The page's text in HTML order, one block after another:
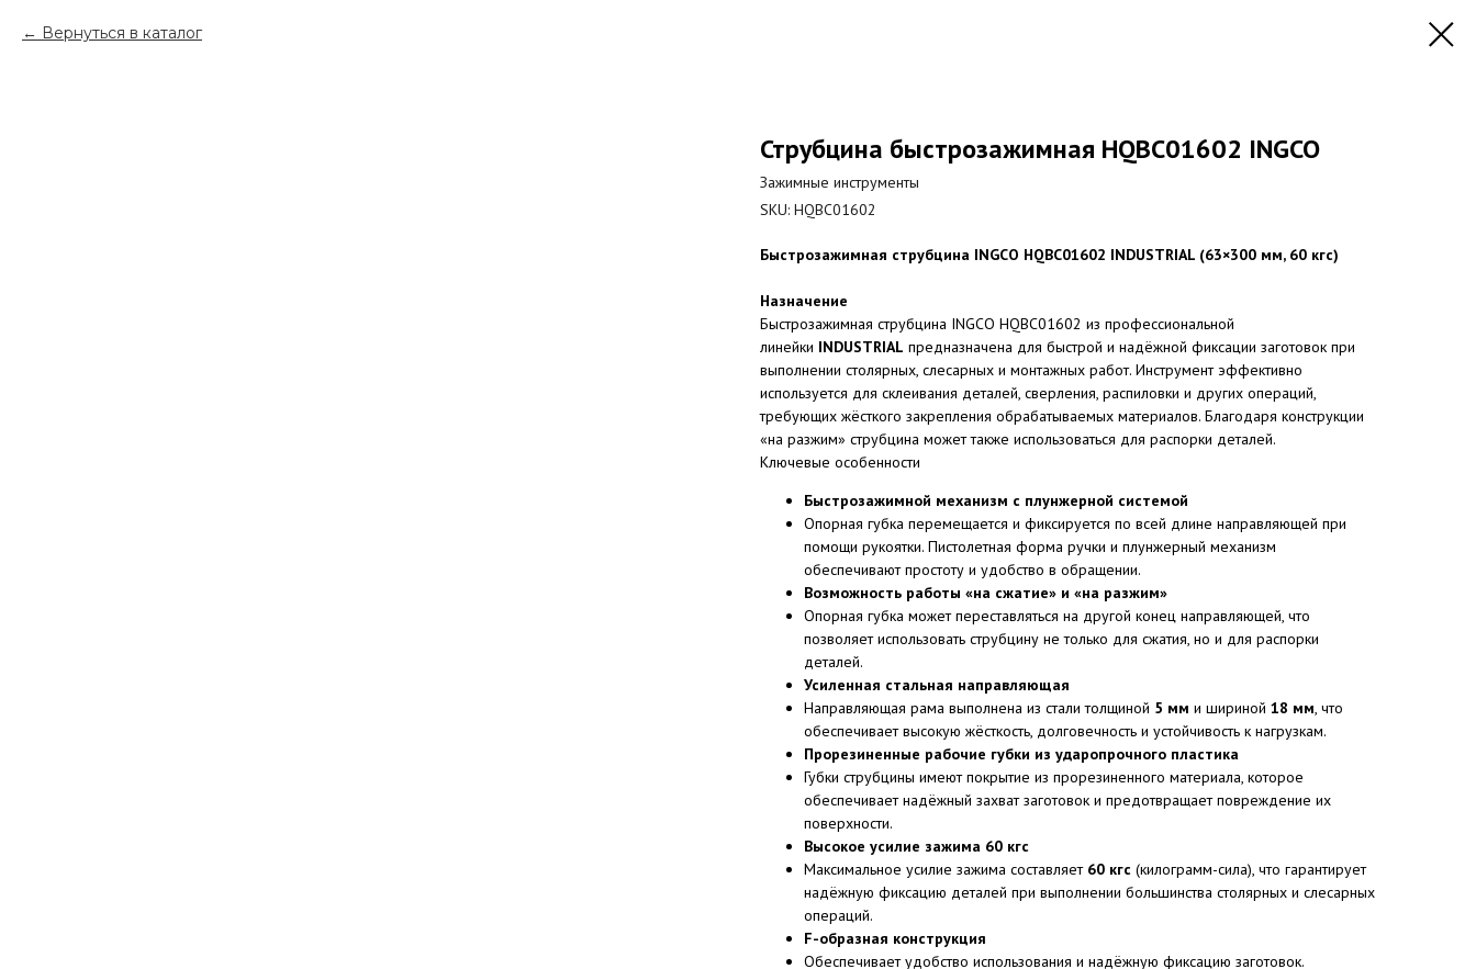
Вернуться в каталог
Струбцина быстрозажимная HQBC01602 INGCO
Зажимные инструменты
SKU: HQBC01602
Быстрозажимная струбцина INGCO HQBC01602 INDUSTRIAL (63×300 мм, 60 кгс)
Назначение
Быстрозажимная струбцина INGCO HQBC01602 из профессиональной
линейки INDUSTRIAL предназначена для быстрой и надёжной фиксации заготовок при
выполнении столярных, слесарных и монтажных работ. Инструмент эффективно
используется для склеивания деталей, сверления, распиловки и других операций,
требующих жёсткого закрепления обрабатываемых материалов. Благодаря конструкции
«на разжим» струбцина может также использоваться для распорки деталей.
Ключевые особенности
Быстрозажимной механизм с плунжерной системой
Опорная губка перемещается и фиксируется по всей длине направляющей при
помощи рукоятки. Пистолетная форма ручки и плунжерный механизм
обеспечивают простоту и удобство в обращении.
Возможность работы «на сжатие» и «на разжим»
Опорная губка может переставляться на другой конец направляющей, что
позволяет использовать струбцину не только для сжатия, но и для распорки
деталей.
Усиленная стальная направляющая
Направляющая рама выполнена из стали толщиной 5 мм и шириной 18 мм, что
обеспечивает высокую жёсткость, долговечность и устойчивость к нагрузкам.
Прорезиненные рабочие губки из ударопрочного пластика
Губки струбцины имеют покрытие из прорезиненного материала, которое
обеспечивает надёжный захват заготовок и предотвращает повреждение их
поверхности.
Высокое усилие зажима 60 кгс
Максимальное усилие зажима составляет 60 кгс (килограмм-сила), что гарантирует
надёжную фиксацию деталей при выполнении большинства столярных и слесарных
операций.
F-образная конструкция
Обеспечивает удобство использования и надёжную фиксацию заготовок.